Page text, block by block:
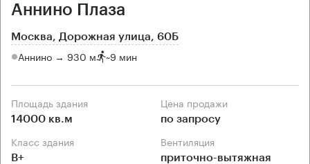
Аннино Плаза
Москва, Дорожная улица, 60Б
Аннино → 930 м ~9 мин
Площадь здания
14000 кв.м
Цена продажи
по запросу
Класс здания
B+
Вентиляция
приточно-вытяжная